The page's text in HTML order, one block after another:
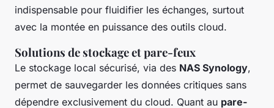
indispensable pour fluidifier les échanges, surtout
avec la montée en puissance des outils cloud.
Solutions de stockage et pare-feux
Le stockage local sécurisé, via des NAS Synology,
permet de sauvegarder les données critiques sans
dépendre exclusivement du cloud. Quant au pare-